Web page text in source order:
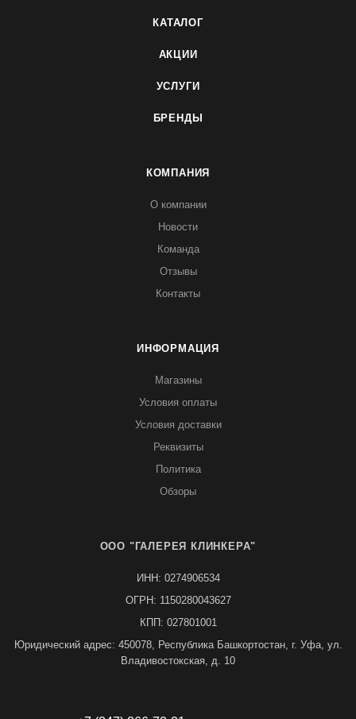
КАТАЛОГ
АКЦИИ
УСЛУГИ
БРЕНДЫ
КОМПАНИЯ
О компании
Новости
Команда
Отзывы
Контакты
ИНФОРМАЦИЯ
Магазины
Условия оплаты
Условия доставки
Реквизиты
Политика
Обзоры
ООО "ГАЛЕРЕЯ КЛИНКЕРА"
ИНН: 0274906534
ОГРН: 1150280043627
КПП: 027801001
Юридический адрес: 450078, Республика Башкортостан, г. Уфа, ул.
Владивостокская, д. 10